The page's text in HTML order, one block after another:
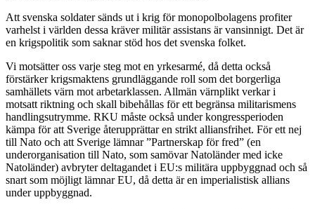
Att svenska soldater sänds ut i krig för monopolbolagens profiter
varhelst i världen dessa kräver militär assistans är vansinnigt. Det är
en krigspolitik som saknar stöd hos det svenska folket.
Vi motsätter oss varje steg mot en yrkesarmé, då detta också
förstärker krigsmaktens grundläggande roll som det borgerliga
samhällets värn mot arbetarklassen. Allmän värnplikt verkar i
motsatt riktning och skall bibehållas för ett begränsa militarismens
handlingsutrymme. RKU måste också under kongressperioden
kämpa för att Sverige återupprättar en strikt alliansfrihet. För ett nej
till Nato och att Sverige lämnar ”Partnerskap för fred” (en
underorganisation till Nato, som samövar Natoländer med icke
Natoländer) avbryter deltagandet i EU:s militära uppbyggnad och så
snart som möjligt lämnar EU, då detta är en imperialistisk allians
under uppbyggnad.